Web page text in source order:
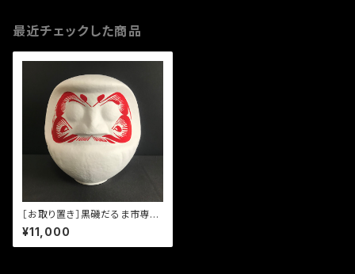
最近チェックした商品
［お取り置き］黒磯だるま市専
用 お顔入り白だるま（メロンサ
イズ）
¥11,000